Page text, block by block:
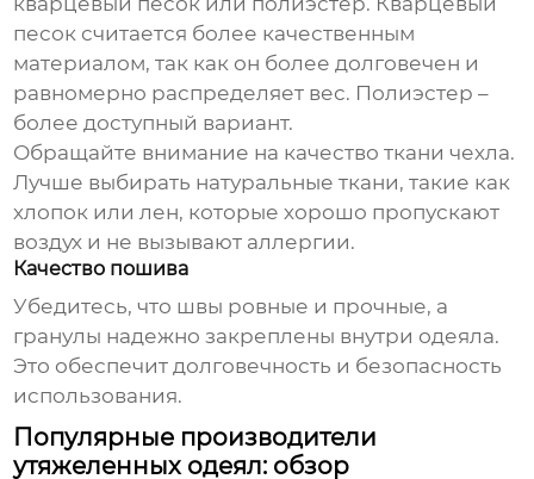
песок считается более качественным
материалом, так как он более долговечен и
равномерно распределяет вес. Полиэстер –
более доступный вариант.
Обращайте внимание на качество ткани чехла.
Лучше выбирать натуральные ткани, такие как
хлопок или лен, которые хорошо пропускают
воздух и не вызывают аллергии.
Качество пошива
Убедитесь, что швы ровные и прочные, а
гранулы надежно закреплены внутри одеяла.
Это обеспечит долговечность и безопасность
использования.
Популярные производители
утяжеленных одеял: обзор